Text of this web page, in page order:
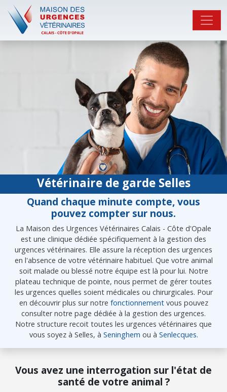
Vétérinaire de garde Selles
Quand chaque minute compte, vous
pouvez compter sur nous.
La Maison des Urgences Vétérinaires Calais - Côte d'Opale
est une clinique dédiée spécifiquement à la gestion des
urgences vétérinaires. Elle assure la réception des urgences
en l'absence de votre vétérinaire habituel. Que votre animal
soit malade ou blessé notre équipe est là pour lui. Notre
plateau technique de pointe, nous permet de gérer toutes
les urgences quelles soient médicales ou chirurgicales. Pour
en découvrir plus sur notre fonctionnementvous pouvez
consulter notre page dédiée à la gestion des urgences.
Notre structure recoit toutes les urgences vétérinaires que
vous soyez à Selles, à Seninghem ou à Senlecques.
Vous avez une interrogation sur l'état de
santé de votre animal ?